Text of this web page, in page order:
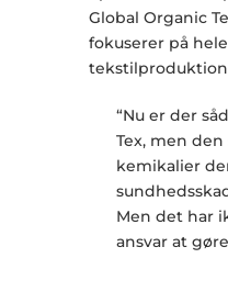
Global Organic
fokuserer på
“Nu er der
Tex, men
kemikalier
Men det har
ansvar at